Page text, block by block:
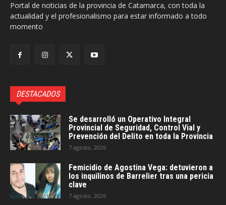
Portal de noticias de la provincia de Catamarca, con toda la
actualidad y el profesionalismo para estar informado a todo
momento
DESTACADOS
Se desarrolló un Operativo Integral
Provincial de Seguridad, Control Vial y
Prevención del Delito en toda la Provincia
7 agosto, 2026
Femicidio de Agostina Vega: detuvieron a
los inquilinos de Barrelier tras una pericia
clave
7 agosto, 2026